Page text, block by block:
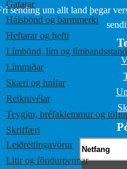
Gatarar
Hálsbönd og barmmerki
Heftarar og hefti
Límbönd, lím og
Límmiðar
Skæri og hnífar
Reiknivélar
Teygjur, bréfaklemmur og
Skriffæri
Leiðréttingavörur
Litir og föndurpennar
sending um allt land þegar